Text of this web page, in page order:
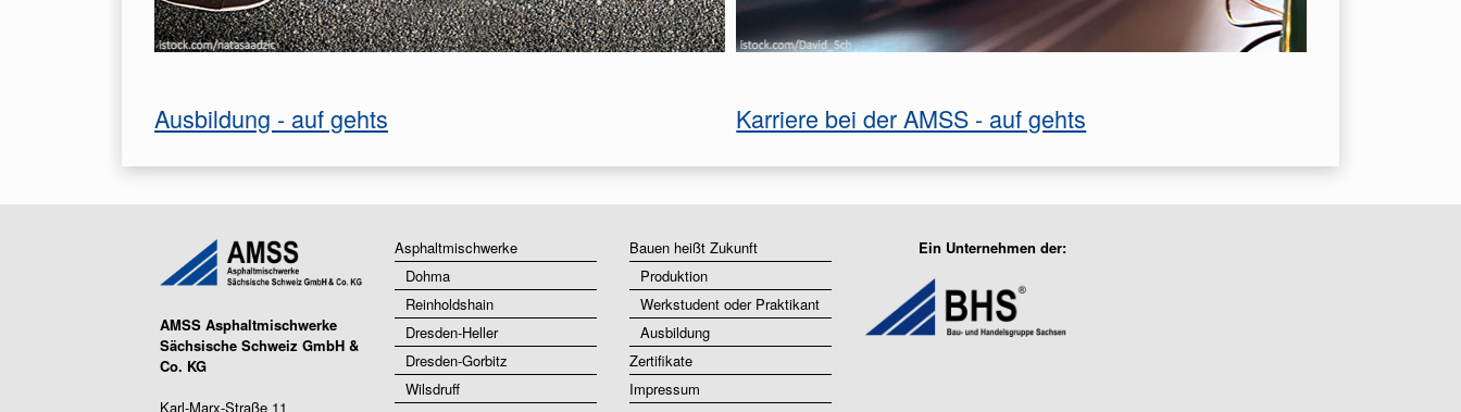
Ausbildung - auf gehts Karriere bei der AMSS - auf gehts
AMSS Asphaltmischwerke
Sächsische Schweiz GmbH &
Co. KG
Karl-Marx-Straße 11
Asphaltmischwerke
Dohma
Reinholdshain
Dresden-Heller
Dresden-Gorbitz
Wilsdruff
Bauen heißt Zukunft
Produktion
Werkstudent oder Praktikant
Ausbildung
Zertifikate
Impressum
Ein Unternehmen der: